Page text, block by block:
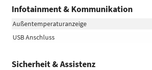
Infotainment & Kommunikation
Außentemperaturanzeige
USB Anschluss
Sicherheit & Assistenz